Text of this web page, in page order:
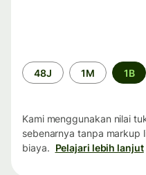
Periode
waktu
48J 1M 1B
Kami menggunakan nilai
sebenarnya tanpa markup
biaya. Pelajari lebih lanjut